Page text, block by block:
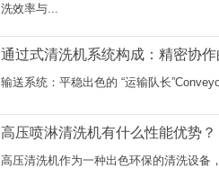
洗效率与...
通过式清洗机系统构成：精密协作
输送系统：平稳出色的 “运输队长
高压喷淋清洗机有什么性能优势？
高压清洗机作为一种出色环保的清洗设备